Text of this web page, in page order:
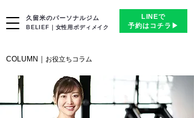
久留米のパーソナルジム
BELIEF｜女性用ボディメイク
LINEで
予約はコチラ▶︎
COLUMN｜ ​お役立ち コラム